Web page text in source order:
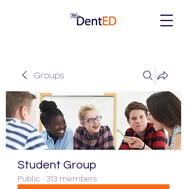
Groups
Student Group
Public · 313 members